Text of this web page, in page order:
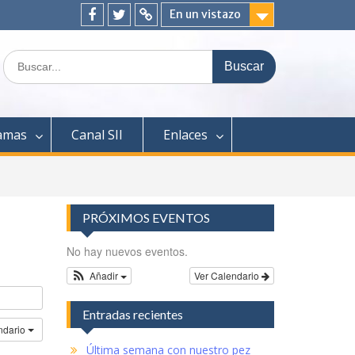
En un vistazo
Facebook
TwitterClickEdu
Buscar:
Canal SII Enlaces
PRÓXIMOS EVENTOS
No hay nuevos eventos.
Ver Calendario
Añadir
Entradas recientes
Última semana con nuestro pez